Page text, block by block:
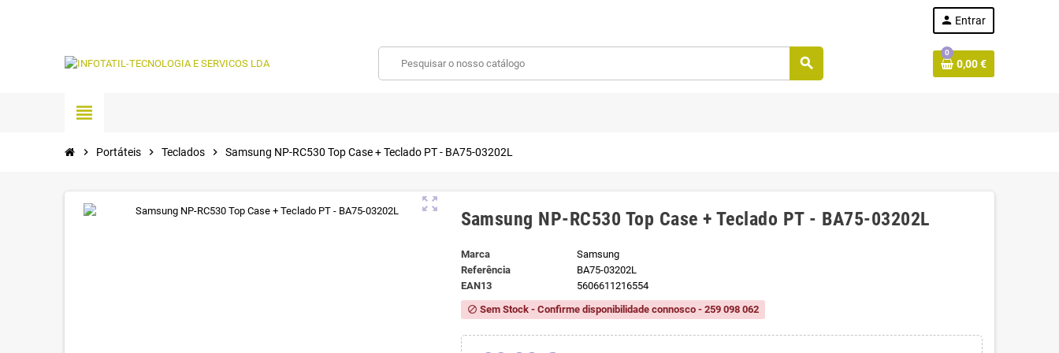
person Entrar
search
0
0,00 €
view_headline
chevron_right Portáteis chevron_right Teclados chevron_right Samsung NP-RC530 Top Case + Teclado PT - BA75-03202L
zoom_out_map
Samsung NP-RC530 Top Case + Teclado PT - BA75-03202L
Marca
Samsung
Referência
BA75-03202L
EAN13
5606611216554
block Sem Stock - Confirme disponibilidade connosco - 259 098 062